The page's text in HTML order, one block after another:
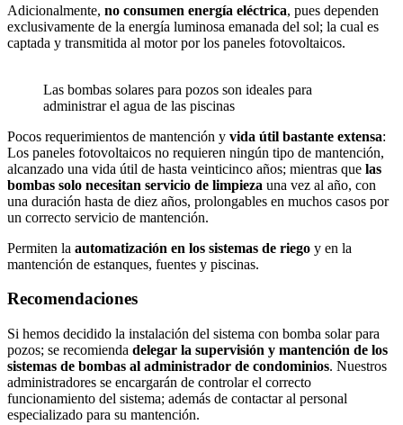
Adicionalmente, no consumen energía eléctrica, pues dependen
exclusivamente de la energía luminosa emanada del sol; la cual es
captada y transmitida al motor por los paneles fotovoltaicos.
Las bombas solares para pozos son ideales para
administrar el agua de las piscinas
Pocos requerimientos de mantención y vida útil bastante extensa:
Los paneles fotovoltaicos no requieren ningún tipo de mantención,
alcanzado una vida útil de hasta veinticinco años; mientras que las
bombas solo necesitan servicio de limpieza una vez al año, con
una duración hasta de diez años, prolongables en muchos casos por
un correcto servicio de mantención.
Permiten la automatización en los sistemas de riego y en la
mantención de estanques, fuentes y piscinas.
Recomendaciones
Si hemos decidido la instalación del sistema con bomba solar para
pozos; se recomienda delegar la supervisión y mantención de los
sistemas de bombas al administrador de condominios. Nuestros
administradores se encargarán de controlar el correcto
funcionamiento del sistema; además de contactar al personal
especializado para su mantención.